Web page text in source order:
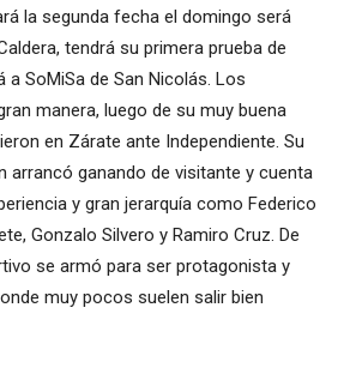
la segunda fecha el domingo será
tendrá su primera prueba de
a SoMiSa de San Nicolás. Los
manera, luego de su muy buena
en Zárate ante Independiente. Su
arrancó ganando de visitante y cuenta
y gran jerarquía como Federico
Gonzalo Silvero y Ramiro Cruz. De
se armó para ser protagonista y
muy pocos suelen salir bien